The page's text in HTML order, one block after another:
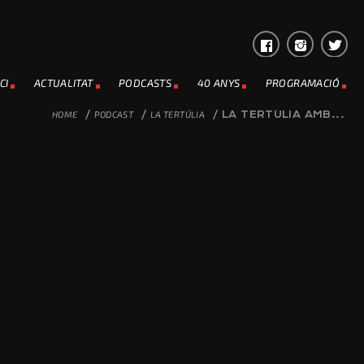
ACTUALITAT PODCASTS 40 ANYS PROGRAMACIÓ
HOME / PODCAST / LA TERTÚLIA / LA TERTÚLIA AMB...